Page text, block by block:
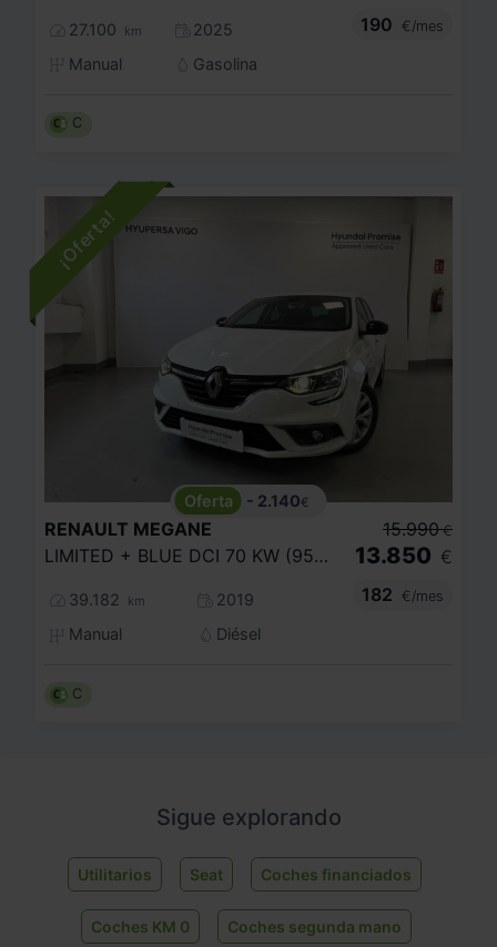
27.100 km
2025
Manual
Gasolina
190
€/mes
C
- 2.140€
RENAULT MEGANE
LIMITED + BLUE DCI 70 KW (95CV) SS
39.182 km
2019
Manual
Diésel
15.990 €
13.850 €
182
€/mes
C
Sigue explorando
Utilitarios Seat Coches financiados
Coches KM 0 Coches segunda mano